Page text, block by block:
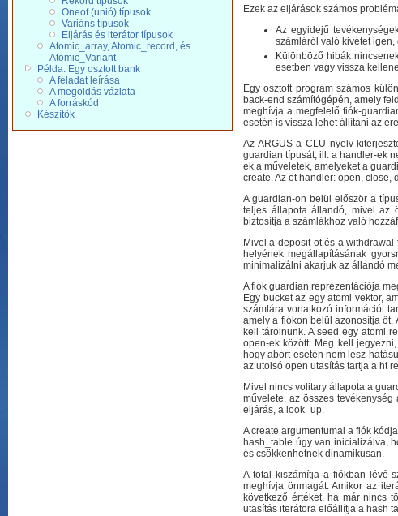
Oneof (unió) típusok
Variáns típusok
Eljárás és iterátor típusok
Atomic_array, Atomic_record, és
Atomic_Variant
Példa: Egy osztott bank
A feladat leírása
A megoldás vázlata
A forráskód
Készítők
Ezek az eljárások számos
Az egyidejű
számláról való kivétet
Különböző hibák
esetben vagy vissza
Egy osztott program számos
back-end számítógépén, amely
meghívja a megfelelő fiók-
esetén is vissza lehet állítani az
Az ARGUS a CLU nyelv
guardian típusát, ill. a handler-ek
ek a műveletek, amelyeket a
create. Az öt handler: open, close,
A guardian-on belül először a
teljes állapota állandó, mivel az
biztosítja a számlákhoz való
Mivel a deposit-ot és a
helyének megállapításának
minimalizálni akarjuk az állandó
A fiók guardian reprezentációja
Egy bucket az egy atomi vektor,
számlára vonatkozó információt
amely a fiókon belül azonosítja
kell tárolnunk. A seed egy atomi
open-ek között. Meg kell
hogy abort esetén nem lesz
az utolsó open utasítás tartja a ht
Mivel nincs volitary állapota a
művelete, az összes
eljárás, a look_up.
A create argumentumai a fiók
hash_table úgy van inicializálva,
és csökkenhetnek dinamikusan.
A total kiszámítja a fiókban lévő
meghívja önmagát. Amikor az
következő értéket, ha már nincs
utasítás iterátora előállítja a hash